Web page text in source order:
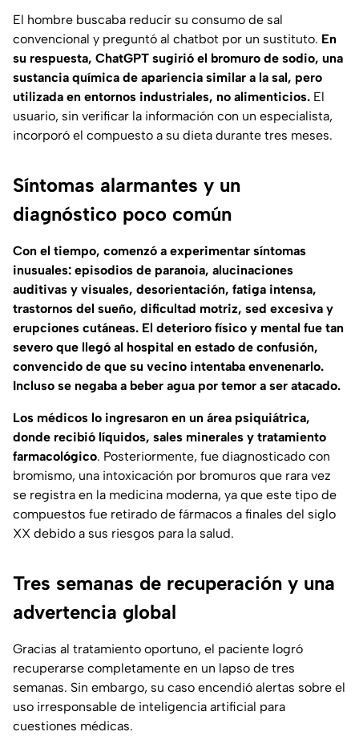
El hombre buscaba reducir su consumo de sal
convencional y preguntó al chatbot por un sustituto. En
su respuesta, ChatGPT sugirió el bromuro de sodio, una
sustancia química de apariencia similar a la sal, pero
utilizada en entornos industriales, no alimenticios. El
usuario, sin verificar la información con un especialista,
incorporó el compuesto a su dieta durante tres meses.
Síntomas alarmantes y un
diagnóstico poco común
Con el tiempo, comenzó a experimentar síntomas
inusuales: episodios de paranoia, alucinaciones
auditivas y visuales, desorientación, fatiga intensa,
trastornos del sueño, dificultad motriz, sed excesiva y
erupciones cutáneas. El deterioro físico y mental fue tan
severo que llegó al hospital en estado de confusión,
convencido de que su vecino intentaba envenenarlo.
Incluso se negaba a beber agua por temor a ser atacado.
Los médicos lo ingresaron en un área psiquiátrica,
donde recibió líquidos, sales minerales y tratamiento
farmacológico. Posteriormente, fue diagnosticado con
bromismo, una intoxicación por bromuros que rara vez
se registra en la medicina moderna, ya que este tipo de
compuestos fue retirado de fármacos a finales del siglo
XX debido a sus riesgos para la salud.
Tres semanas de recuperación y una
advertencia global
Gracias al tratamiento oportuno, el paciente logró
recuperarse completamente en un lapso de tres
semanas. Sin embargo, su caso encendió alertas sobre el
uso irresponsable de inteligencia artificial para
cuestiones médicas.